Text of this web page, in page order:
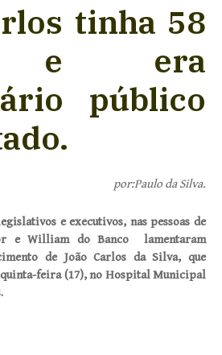
tinha 58
e era
público
por:Paulo da Silva.
e executivos, nas pessoas de
e William do Banco lamentaram
de João Carlos da Silva, que
quinta-feira (17), no Hospital Municipal